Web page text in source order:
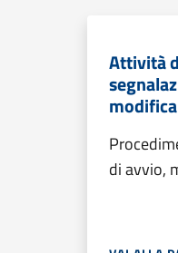
Attività
di avvio,